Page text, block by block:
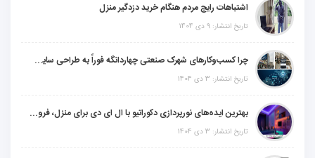
اشتباهات رایج مردم هنگام خرید دزدگیر منزل
تاریخ انتشار: 9 دی 1404
چرا کسب‌وکارهای شهرک صنعتی چهاردانگه فوراً به طراحی سایت نیاز دارند؟
تاریخ انتشار: 3 دی 1404
بهترین ایده‌های نورپردازی دکوراتیو با ال ای دی برای منزل، فروشگاه و دفتر کار
تاریخ انتشار: 3 دی 1404